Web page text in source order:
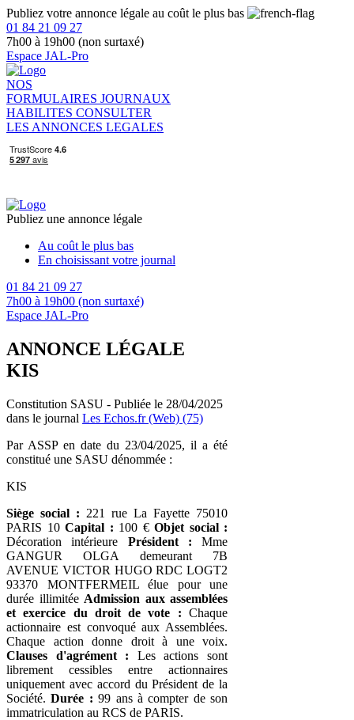
Publiez votre annonce légale au coût le plus bas
01 84 21 09 27
7h00 à 19h00 (non surtaxé)
Espace JAL-Pro
NOS
FORMULAIRES JOURNAUX
HABILITES CONSULTER
LES ANNONCES LEGALES
Publiez une annonce légale
Au coût le plus bas
En choisissant votre journal
01 84 21 09 27
7h00 à 19h00 (non surtaxé)
Espace JAL-Pro
ANNONCE LÉGALE
KIS
Constitution SASU - Publiée le 28/04/2025
dans le journal Les Echos.fr (Web) (75)
Par ASSP en date du 23/04/2025, il a été
constitué une SASU dénommée :
KIS
Siège social : 221 rue La Fayette 75010
PARIS 10 Capital : 100 € Objet social :
Décoration intérieure Président : Mme
GANGUR OLGA demeurant 7B
AVENUE VICTOR HUGO RDC LOGT2
93370 MONTFERMEIL élue pour une
durée illimitée Admission aux assemblées
et exercice du droit de vote : Chaque
actionnaire est convoqué aux Assemblées.
Chaque action donne droit à une voix.
Clauses d'agrément : Les actions sont
librement cessibles entre actionnaires
uniquement avec accord du Président de la
Société.Durée : 99 ans à compter de son
immatriculation au RCS de PARIS.